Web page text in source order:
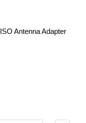
Antenna Adapter